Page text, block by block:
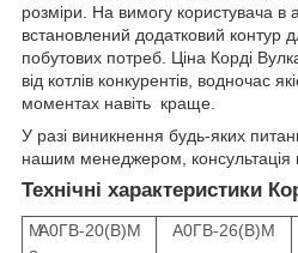
розміри. На вимогу користувача в
встановлений додатковий контур
побутових потреб. Ціна Корді
від котлів конкурентів, водночас
моментах навіть краще.
У разі виникнення будь-яких
нашим менеджером, консультація
Технічні характеристики
МА0ГВ-20(В)М А0ГВ-26(В)М